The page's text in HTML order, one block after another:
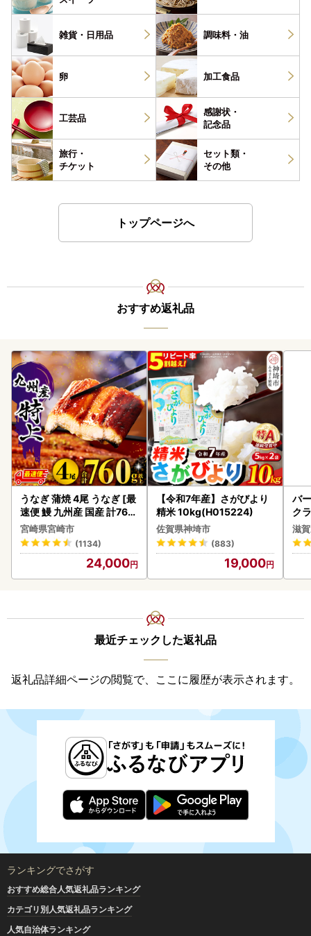
雑貨・ 日用品 調味料・ 油
卵 加工食品
工芸品
感謝状・
記念品
旅行・
チケット
セット類・
その他
トップページへ
おすすめ返礼品
うなぎ 蒲焼 4尾 うなぎ [最
速便 鰻 九州産 国産 計760
g以上]
宮崎県宮崎市
(1134)
24,000
【令和7年産】さがびより
精米 10kg(H015224)
佐賀県神埼市
(883)
19,000
バ
ク
ア
ン
滋
最近チェックした返礼品
返礼品詳細ページの閲覧で、ここに履歴が表示されます。
ランキングでさがす
おすすめ総合人気返礼品ランキング
カテゴリ別人気返礼品ランキング
人気自治体ランキング